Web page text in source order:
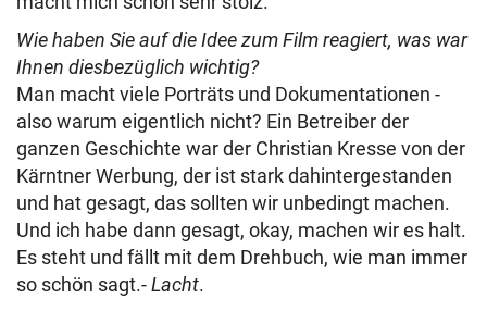
Wie haben Sie auf die Idee zum Film reagiert, was war
Ihnen diesbezüglich wichtig?
Man macht viele Porträts und Dokumentationen -
also warum eigentlich nicht? Ein Betreiber der
ganzen Geschichte war der Christian Kresse von der
Kärntner Werbung, der ist stark dahintergestanden
und hat gesagt, das sollten wir unbedingt machen.
Und ich habe dann gesagt, okay, machen wir es halt.
Es steht und fällt mit dem Drehbuch, wie man immer
so schön sagt.-Lacht.